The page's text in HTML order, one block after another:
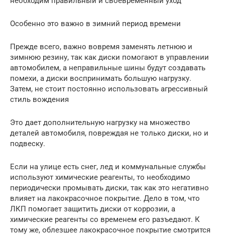
Особенно это важно в зимний период времени
Прежде всего, важно вовремя заменять летнюю и
зимнюю резину, так как диски помогают в управлении
автомобилем, а неправильные шины будут создавать
помехи, а диски воспринимать большую нагрузку.
Затем, не стоит постоянно использовать агрессивный
стиль вождения
Это дает дополнительную нагрузку на множество
деталей автомобиля, повреждая не только диски, но и
подвеску.
Если на улице есть снег, лед и коммунальные службы
используют химические реагенты, то необходимо
периодически промывать диски, так как это негативно
влияет на лакокрасочное покрытие. Дело в том, что
ЛКП помогает защитить диски от коррозии, а
химические реагенты со временем его разъедают. К
тому же, облезшее лакокрасочное покрытие смотрится